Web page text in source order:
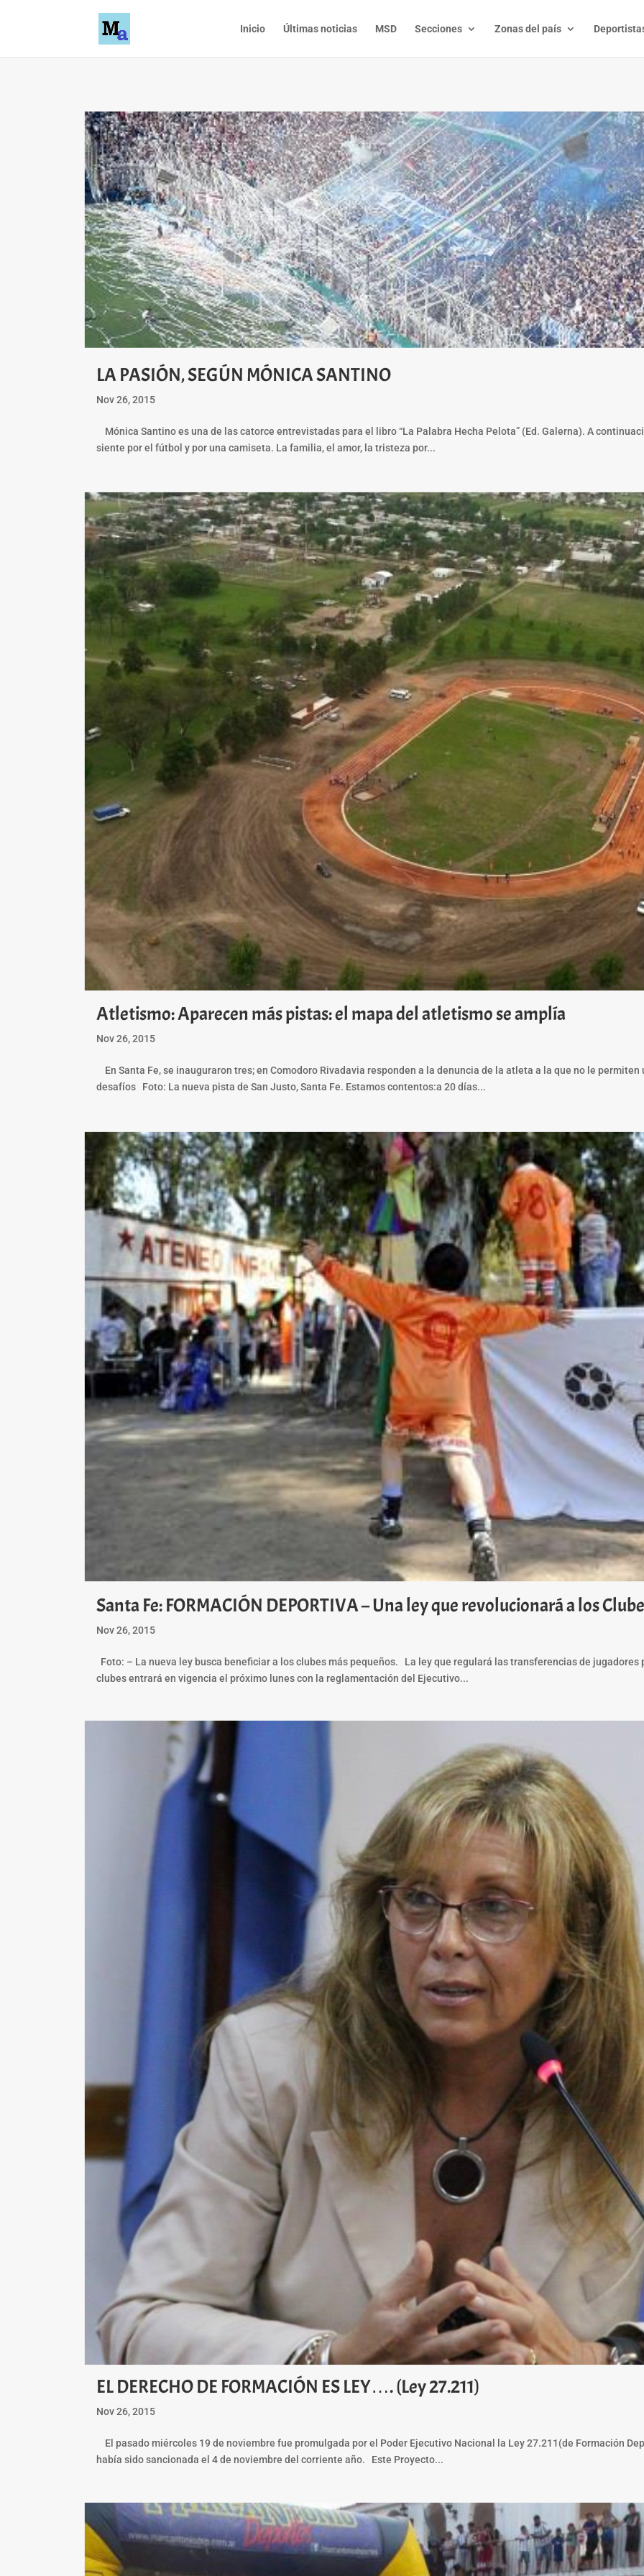
Inicio Últimas noticias MSD Secciones Zonas del país
LA PASIÓN, SEGÚN MÓNICA SANTINO
Nov 26, 2015
Mónica Santino es una de las catorce entrevistadas para el libro “La Palabra Hecha Pelota” (Ed. Galerna). A
siente por el fútbol y por una camiseta. La familia, el amor, la tristeza por...
Atletismo: Aparecen más pistas: el mapa del atletismo se amplía
Nov 26, 2015
En Santa Fe, se inauguraron tres; en Comodoro Rivadavia responden a la denuncia de la atleta a la que no le
desafíos Foto: La nueva pista de San Justo, Santa Fe. Estamos contentos:a 20 días...
Santa Fe: FORMACIÓN DEPORTIVA – Una ley que revolucionará a los
Nov 26, 2015
Foto: – La nueva ley busca beneficiar a los clubes más pequeños. La ley que regulará las transferencias de
clubes entrará en vigencia el próximo lunes con la reglamentación del Ejecutivo...
EL DERECHO DE FORMACIÓN ES LEY…. (Ley 27.211)
Nov 26, 2015
El pasado miércoles 19 de noviembre fue promulgada por el Poder Ejecutivo Nacional la Ley 27.211(de Formación
había sido sancionada el 4 de noviembre del corriente año. Este Proyecto...